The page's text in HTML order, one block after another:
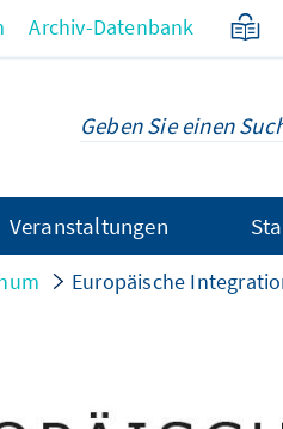
Archiv-Datenbank
Veranstaltungen
Europäische